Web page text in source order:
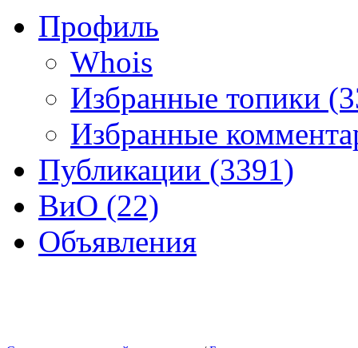
Профиль
Whois
Избранные топики
Избранные
Публикации (3391)
ВиО (22)
Объявления